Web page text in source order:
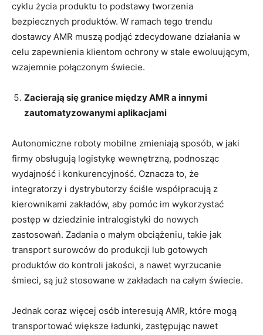
cyklu życia produktu to podstawy tworzenia
bezpiecznych produktów. W ramach tego trendu
dostawcy AMR muszą podjąć zdecydowane działania w
celu zapewnienia klientom ochrony w stale ewoluującym,
wzajemnie połączonym świecie.
Zacierają się granice między AMR a innymi
zautomatyzowanymi aplikacjami
Autonomiczne roboty mobilne zmieniają sposób, w jaki
firmy obsługują logistykę wewnętrzną, podnosząc
wydajność i konkurencyjność. Oznacza to, że
integratorzy i dystrybutorzy ściśle współpracują z
kierownikami zakładów, aby pomóc im wykorzystać
postęp w dziedzinie intralogistyki do nowych
zastosowań. Zadania o małym obciążeniu, takie jak
transport surowców do produkcji lub gotowych
produktów do kontroli jakości, a nawet wyrzucanie
śmieci, są już stosowane w zakładach na całym świecie.
Jednak coraz więcej osób interesują AMR, które mogą
transportować większe ładunki, zastępując nawet